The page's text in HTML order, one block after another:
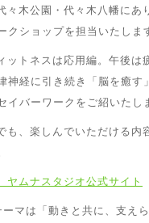
々木公園・代々木八幡に
クショップを担当いたしま
ットネスは応用編。午後は
神経に引き続き「脳を癒す
イバーワークをご紹いたし
も、楽しんでいただける内
ムナスタジオ公式サイト
マは「動きと共に、支えら